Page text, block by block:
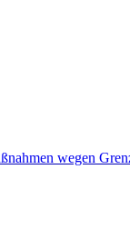
wegen